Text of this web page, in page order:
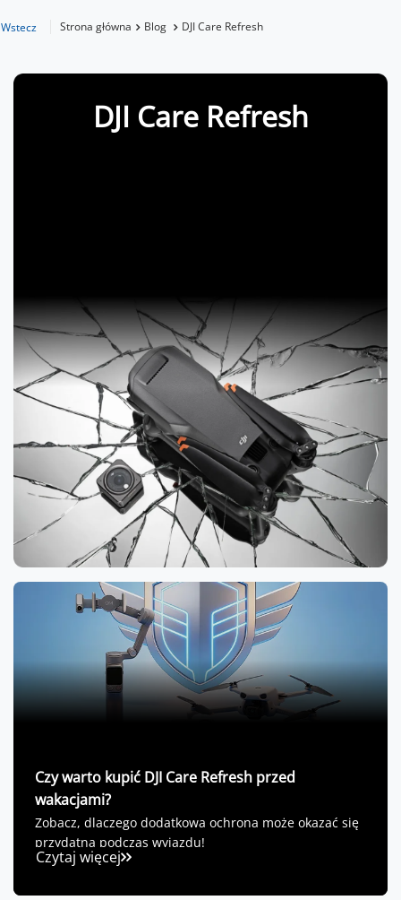
Wstecz Strona główna Blog DJI Care Refresh
DJI Care Refresh
Czy warto kupić DJI Care Refresh przed
wakacjami?
Zobacz, dlaczego dodatkowa ochrona może okazać się
przydatna podczas wyjazdu!
Czytaj więcej